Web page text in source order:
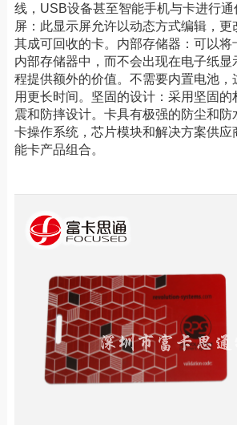
线，USB设备甚至智能手机与卡进行
屏：此显示屏允许以动态方式编辑，更
其成可回收的卡。内部存储器：可以将
内部存储器中，而不会出现在电子纸显
程提供额外的价值。不需要内置电池，
用更长时间。坚固的设计：采用坚固的
震和防摔设计。卡具有极强的防尘和防
卡操作系统，芯片模块和解决方案供应
能卡产品组合。